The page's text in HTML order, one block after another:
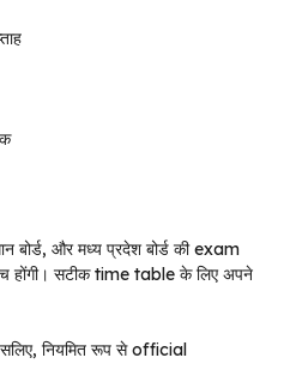
बोर्ड, और मध्य प्रदेश बोर्ड की exam
होंगी। सटीक time table के लिए अपने
नियमित रूप से official